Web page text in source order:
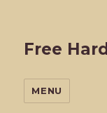
Free
MENU